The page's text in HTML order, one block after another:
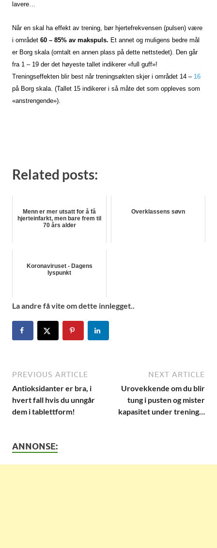
lavere…
Når en skal ha effekt av trening, bør hjertefrekvensen (pulsen) være
i området 60 – 85% av makspuls. Et annet og muligens bedre mål
er Borg skala (omtalt en annen plass på dette nettstedet). Den går
fra 1 – 19 der det høyeste tallet indikerer «full guff»!
Treningseffekten blir best når treningsøkten skjer i området 14 – 16
på Borg skala. (Tallet 15 indikerer i så måte det som oppleves som
«anstrengende»).
Related posts:
Menn er mer utsatt for å få
hjerteinfarkt, men bare frem til
70 års alder
Overklassens søvn
Koronaviruset - Dagens
lyspunkt
La andre få vite om dette innlegget..
PREVIOUS ARTICLE
Antioksidanter er bra, i
hvert fall hvis du unngår
dem i tablettform!
NEXT ARTICLE
Urovekkende om du blir
tung i pusten og mister
kapasitet under trening…
ANNONSE: